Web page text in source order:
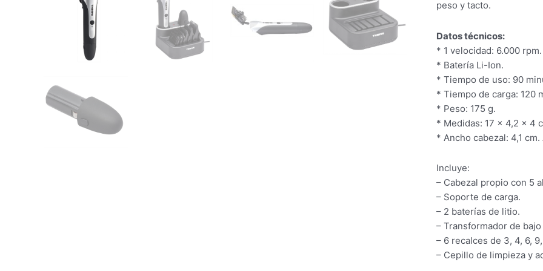
peso y tacto.
Datos técnicos:
* 1 velocidad: 6.000 rpm.
* Batería Li-Ion.
* Tiempo de uso: 90
* Tiempo de carga: 120
* Peso: 175 g.
* Medidas: 17 x 4,2 x 4
* Ancho cabezal: 4,1
Incluye:
– Cabezal propio con 5
– Soporte de carga.
– 2 baterías de litio.
– Transformador de
– 6 recalces de 3, 4, 6,
– Cepillo de limpieza y